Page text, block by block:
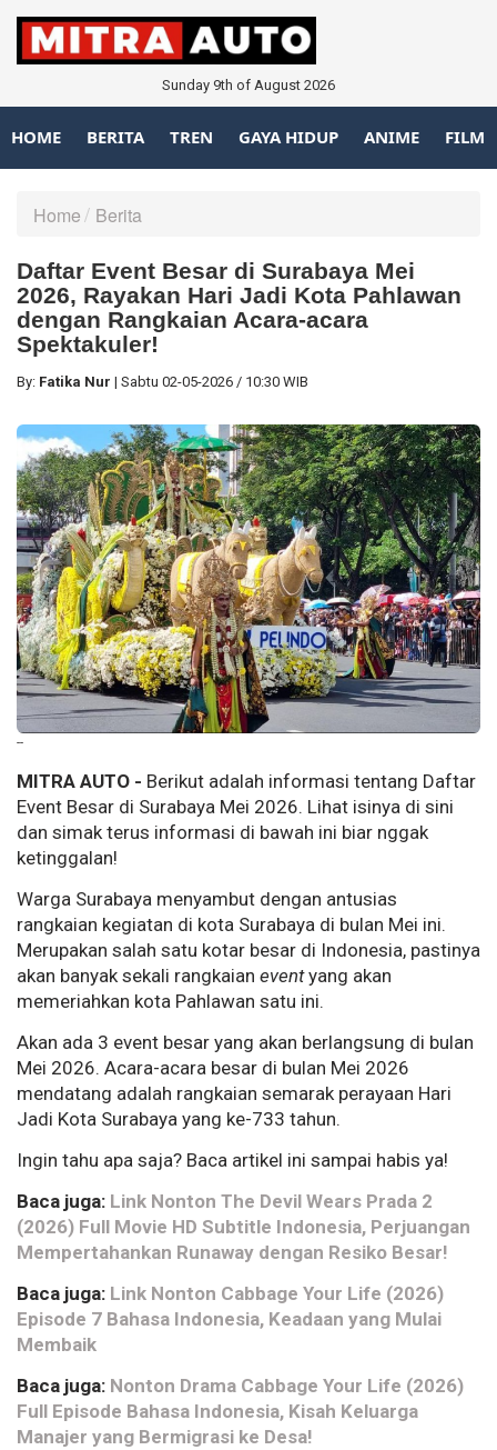
Sunday 9th of August 2026
HOME BERITA TREN GAYA HIDUP ANIME FILM
Home Berita
Daftar Event Besar di Surabaya Mei
2026, Rayakan Hari Jadi Kota Pahlawan
dengan Rangkaian Acara-acara
Spektakuler!
By: Fatika Nur | Sabtu 02-05-2026 / 10:30 WIB
--
MITRA AUTO - Berikut adalah informasi tentang Daftar
Event Besar di Surabaya Mei 2026. Lihat isinya di sini
dan simak terus informasi di bawah ini biar nggak
ketinggalan!
Warga Surabaya menyambut dengan antusias
rangkaian kegiatan di kota Surabaya di bulan Mei ini.
Merupakan salah satu kotar besar di Indonesia, pastinya
akan banyak sekali rangkaian eventyang akan
memeriahkan kota Pahlawan satu ini.
Akan ada 3 event besar yang akan berlangsung di bulan
Mei 2026. Acara-acara besar di bulan Mei 2026
mendatang adalah rangkaian semarak perayaan Hari
Jadi Kota Surabaya yang ke-733 tahun.
Ingin tahu apa saja? Baca artikel ini sampai habis ya!
Baca juga: Link Nonton The Devil Wears Prada 2
(2026) Full Movie HD Subtitle Indonesia, Perjuangan
Mempertahankan Runaway dengan Resiko Besar!
Baca juga: Link Nonton Cabbage Your Life (2026)
Episode 7 Bahasa Indonesia, Keadaan yang Mulai
Membaik
Baca juga: Nonton Drama Cabbage Your Life (2026)
Full Episode Bahasa Indonesia, Kisah Keluarga
Manajer yang Bermigrasi ke Desa!